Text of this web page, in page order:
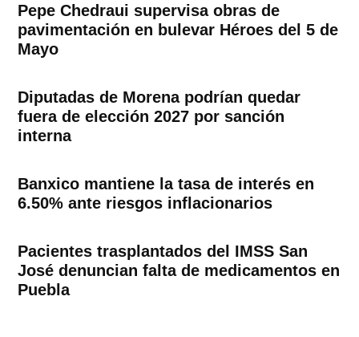
Pepe Chedraui supervisa obras de
pavimentación en bulevar Héroes del 5 de
Mayo
Diputadas de Morena podrían quedar
fuera de elección 2027 por sanción
interna
Banxico mantiene la tasa de interés en
6.50% ante riesgos inflacionarios
Pacientes trasplantados del IMSS San
José denuncian falta de medicamentos en
Puebla